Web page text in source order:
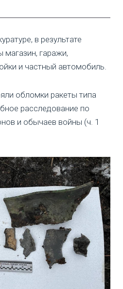
в результате
гаражи,
и частный автомобиль.
обломки ракеты типа
расследование по
и обычаев войны (ч. 1